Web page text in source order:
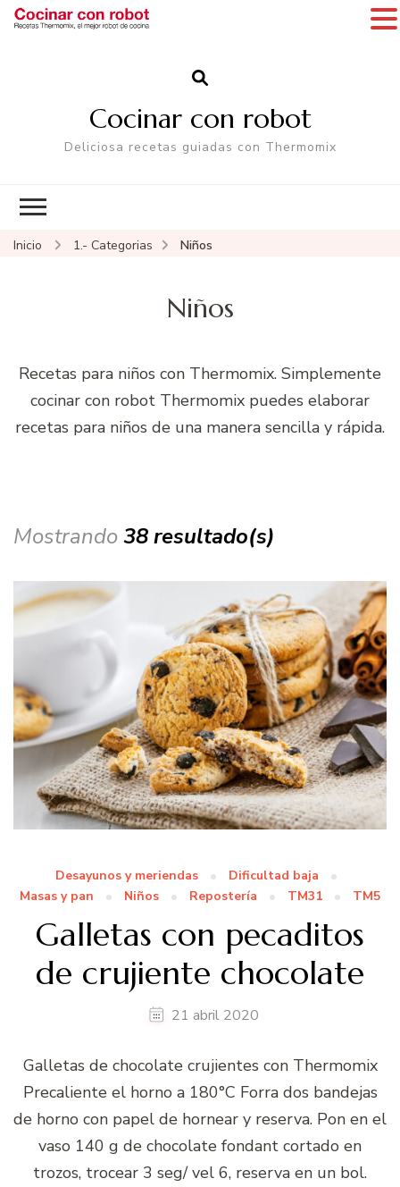
Cocinar con robot
Deliciosa recetas guiadas con Thermomix
Inicio 1.- Categorias Niños
Niños
Recetas para niños con Thermomix. Simplemente
cocinar con robot Thermomix puedes elaborar
recetas para niños de una manera sencilla y rápida.
Mostrando38 resultado(s)
Desayunos y meriendas
Dificultad baja
Masas y pan
Niños Repostería TM31 TM5
Galletas con pecaditos
de crujiente chocolate
21 abril 2020
Galletas de chocolate crujientes con Thermomix
Precaliente el horno a 180°C Forra dos bandejas
de horno con papel de hornear y reserva. Pon en el
vaso 140 g de chocolate fondant cortado en
trozos, trocear 3 seg/ vel 6, reserva en un bol.